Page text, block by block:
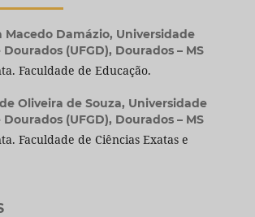
Macedo Damázio, Universidade
(UFGD), Dourados – MS
Faculdade de Educação.
Oliveira de Souza, Universidade
(UFGD), Dourados – MS
Faculdade de Ciências Exatas e